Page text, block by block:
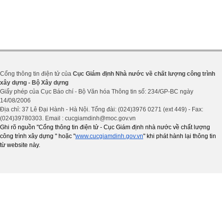
Cổng thông tin điện tử của Cục Giám định Nhà nước về chất lượng công trình
xây dựng - Bộ Xây dựng
Giấy phép của Cục Báo chí - Bộ Văn hóa Thông tin số: 234/GP-BC ngày
14/08/2006
Địa chỉ: 37 Lê Đại Hành - Hà Nội. Tổng đài: (024)3976 0271 (ext 449) - Fax:
(024)39780303. Email : cucgiamdinh@moc.gov.vn
Ghi rõ nguồn "Cổng thông tin điện tử - Cục Giám định nhà nước về chất lượng
công trình xây dựng " hoặc "www.cucgiamdinh.gov.vn" khi phát hành lại thông tin
từ website này.